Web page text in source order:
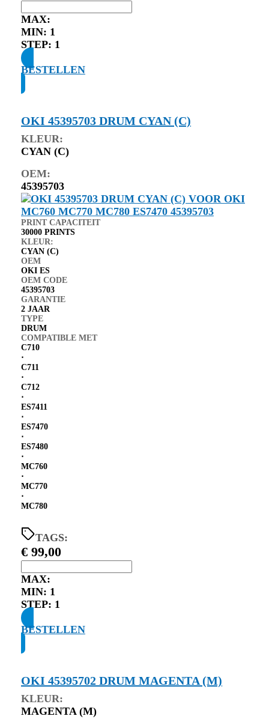
MAX:
MIN: 1
STEP: 1
BESTELLEN
OKI 45395703 DRUM CYAN (C)
KLEUR:
CYAN (C)
OEM:
45395703
PRINT CAPACITEIT
30000 PRINTS
KLEUR:
CYAN (C)
OEM
OKI ES
OEM CODE
45395703
GARANTIE
2 JAAR
TYPE
DRUM
COMPATIBLE MET
C710
⋅
C711
⋅
C712
⋅
ES7411
⋅
ES7470
⋅
ES7480
⋅
MC760
⋅
MC770
⋅
MC780
TAGS:
€ 99,00
MAX:
MIN: 1
STEP: 1
BESTELLEN
OKI 45395702 DRUM MAGENTA (M)
KLEUR:
MAGENTA (M)